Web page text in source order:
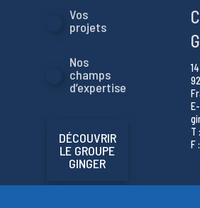
Vos
projets
Nos
champs
d’expertise
DÉCOUVRIR
LE GROUPE
GINGER
T
F